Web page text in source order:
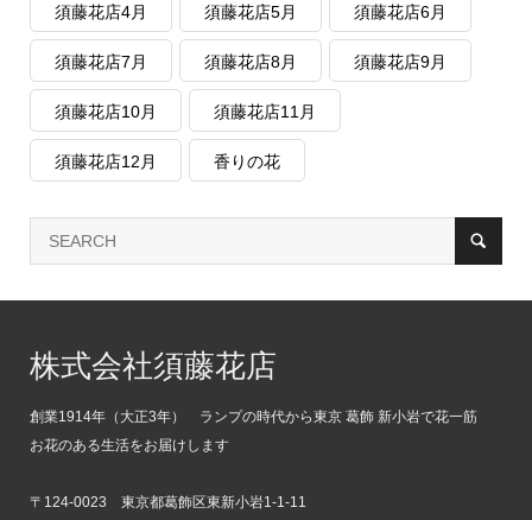
須藤花店4月 須藤花店5月 須藤花店6月
須藤花店7月 須藤花店8月 須藤花店9月
須藤花店10月 須藤花店11月
須藤花店12月 香りの花
株式会社須藤花店
創業1914年（大正3年） ランプの時代から東京 葛飾 新小岩で花一筋
お花のある生活をお届けします
〒124-0023 東京都葛飾区東新小岩1-1-11